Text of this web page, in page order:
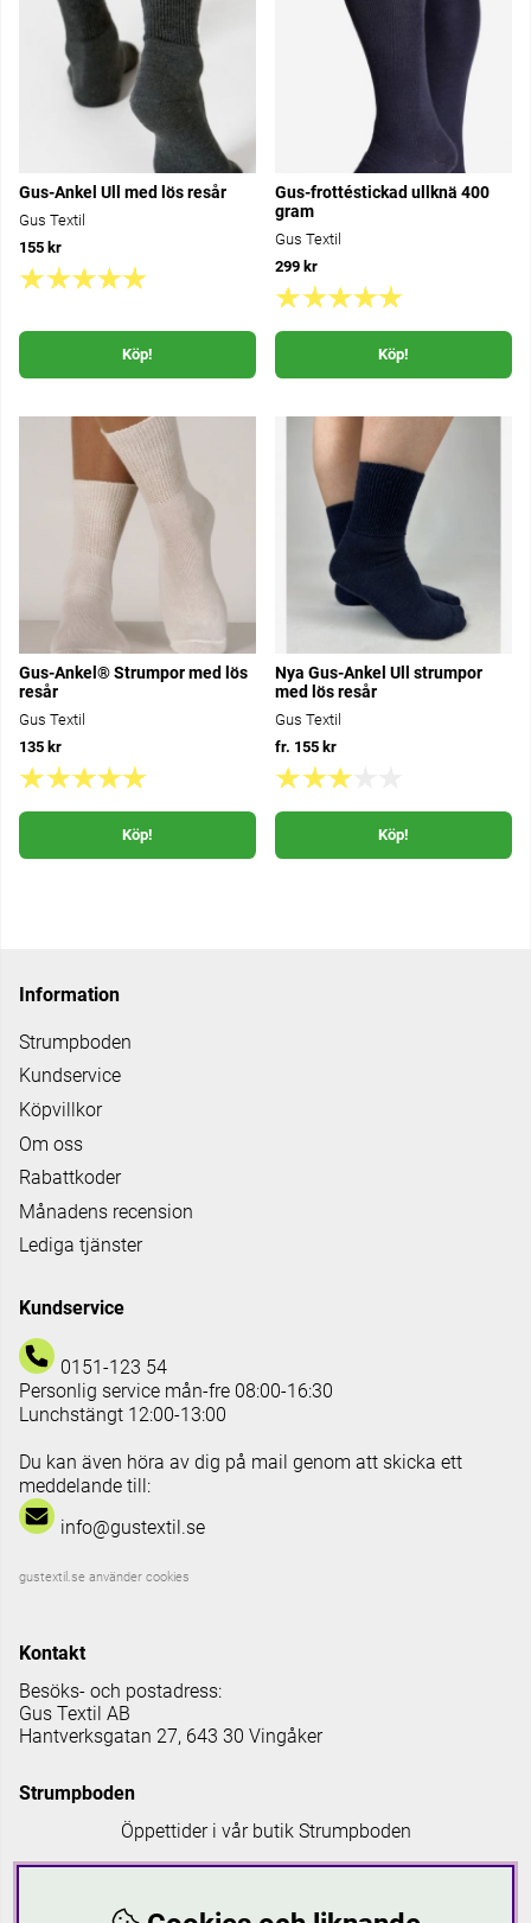
Gus-Ankel Ull med lös resår
Gus Textil
155 kr
Köp!
Gus-frottéstickad ullknä 400
gram
Gus Textil
299 kr
Köp!
Gus-Ankel® Strumpor med lös
resår
Gus Textil
135 kr
Köp!
Nya Gus-Ankel Ull strumpor
med lös resår
Gus Textil
fr. 155 kr
Köp!
Information
Strumpboden
Kundservice
Köpvillkor
Om oss
Rabattkoder
Månadens recension
Lediga tjänster
Kundservice
0151-123 54
Personlig service mån-fre 08:00-16:30
Lunchstängt 12:00-13:00
Du kan även höra av dig på mail genom att skicka ett
meddelande till:
info@gustextil.se
gustextil.se använder cookies
Kontakt
Besöks- och postadress:
Gus Textil AB
Hantverksgatan 27, 643 30 Vingåker
Strumpboden
Öppettider i vår butik Strumpboden